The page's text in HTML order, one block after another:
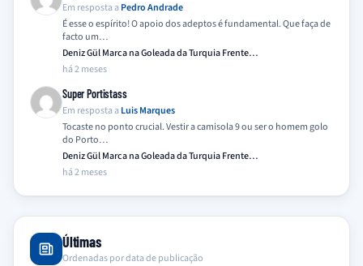
Em resposta a Pedro Andrade
É esse o espírito! O apoio dos adeptos é fundamental. Que faça de
facto um…
Deniz Gül Marca na Goleada da Turquia Frente…
há 2 meses
Super Portistass
Em resposta a Luis Marques
Tocaste no ponto crucial. Vestir a camisola 9 ou ser o homem golo
do Porto…
Deniz Gül Marca na Goleada da Turquia Frente…
há 2 meses
Últimas
Ordenadas por data de publicação